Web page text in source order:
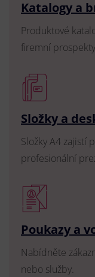
Katalogy a
Produktové
firemní
Složky a
Složky A4 zajistí
profesionální
Poukazy a
Nabídněte
nebo služby.